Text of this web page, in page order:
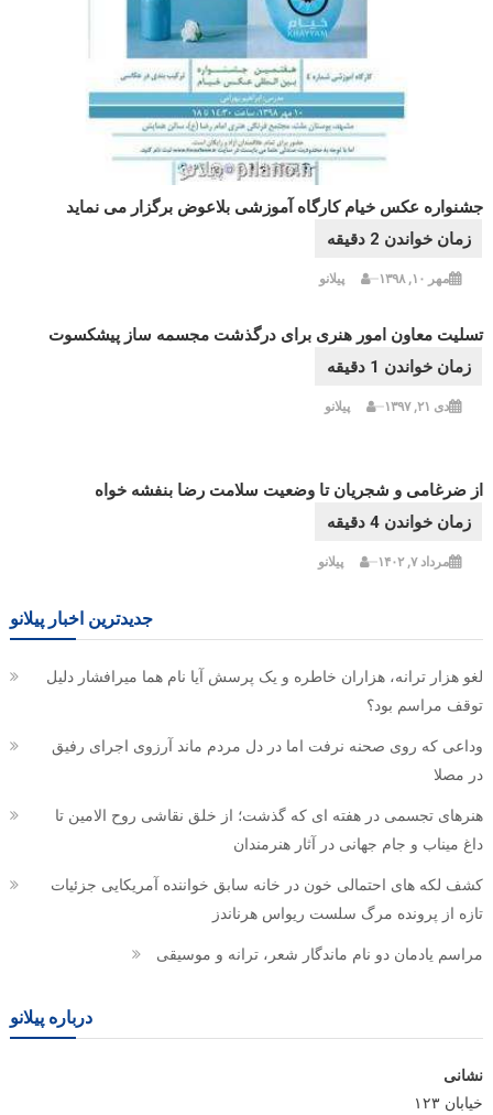
جشنواره عکس خیام کارگاه آموزشی بلاعوض برگزار می نماید
مهر ۱۰, ۱۳۹۸ پیلانو
تسلیت معاون امور هنری برای درگذشت مجسمه ساز پیشکسوت
دی ۲۱, ۱۳۹۷ پیلانو
از ضرغامی و شجریان تا وضعیت سلامت رضا بنفشه خواه
مرداد ۷, ۱۴۰۲ پیلانو
جدیدترین اخبار پیلانو
لغو هزار ترانه، هزاران خاطره و یک پرسش آیا نام هما میرافشار دلیل
توقف مراسم بود؟
وداعی که روی صحنه نرفت اما در دل مردم ماند آرزوی اجرای رفیق
در مصلا
هنرهای تجسمی در هفته ای که گذشت؛ از خلق نقاشی روح الامین تا
داغ میناب و جام جهانی در آثار هنرمندان
کشف لکه های احتمالی خون در خانه سابق خواننده آمریکایی جزئیات
تازه از پرونده مرگ سلست ریواس هرناندز
مراسم یادمان دو نام ماندگار شعر، ترانه و موسیقی
درباره پیلانو
نشانی
خیابان ۱۲۳